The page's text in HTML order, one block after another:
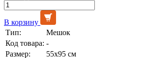
В корзину
Тип:
Мешок
Код товара: -
Размер:
55х95 см